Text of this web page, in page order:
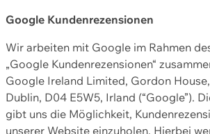
Google Kundenrezensionen
Wir arbeiten mit Google im Rahmen
„Google Kundenrezensionen“
Google Ireland Limited, Gordon
Dublin, D04 E5W5, Irland (“Google”).
gibt uns die Möglichkeit,
unserer Website einzuholen. Hierbei